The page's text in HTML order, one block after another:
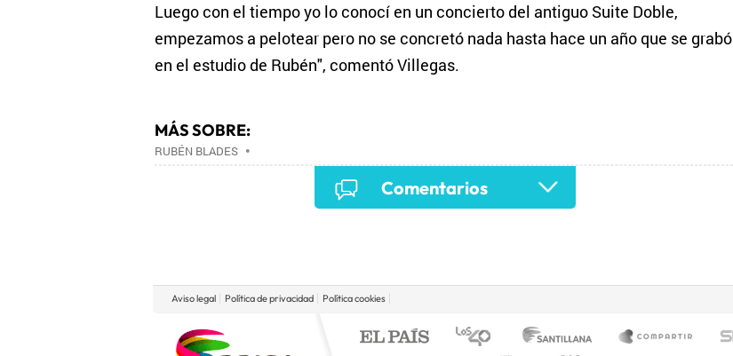
Luego con el tiempo yo lo conocí en un concierto del antiguo Suite Doble,
empezamos a pelotear pero no se concretó nada hasta hace un año que se grabó
en el estudio de Rubén", comentó Villegas.
MÁS SOBRE:
RUBÉN BLADES•
Comentarios
Aviso legal Política de privacidad Política cookies